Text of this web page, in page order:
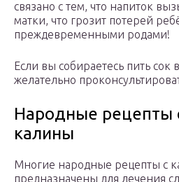
связано с тем, что напиток
матки, что грозит потерей
преждевременными родами!
Если вы собираетесь пить сок
желательно
Народные рецепты
калины
Многие народные рецепты с
предназначены для лечения